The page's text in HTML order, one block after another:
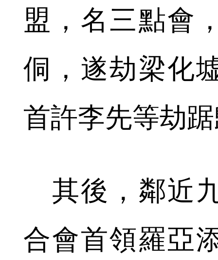
盟，名三點會
侗，遂劫梁化
首許李先等劫
其後，鄰近
合會首領羅亞